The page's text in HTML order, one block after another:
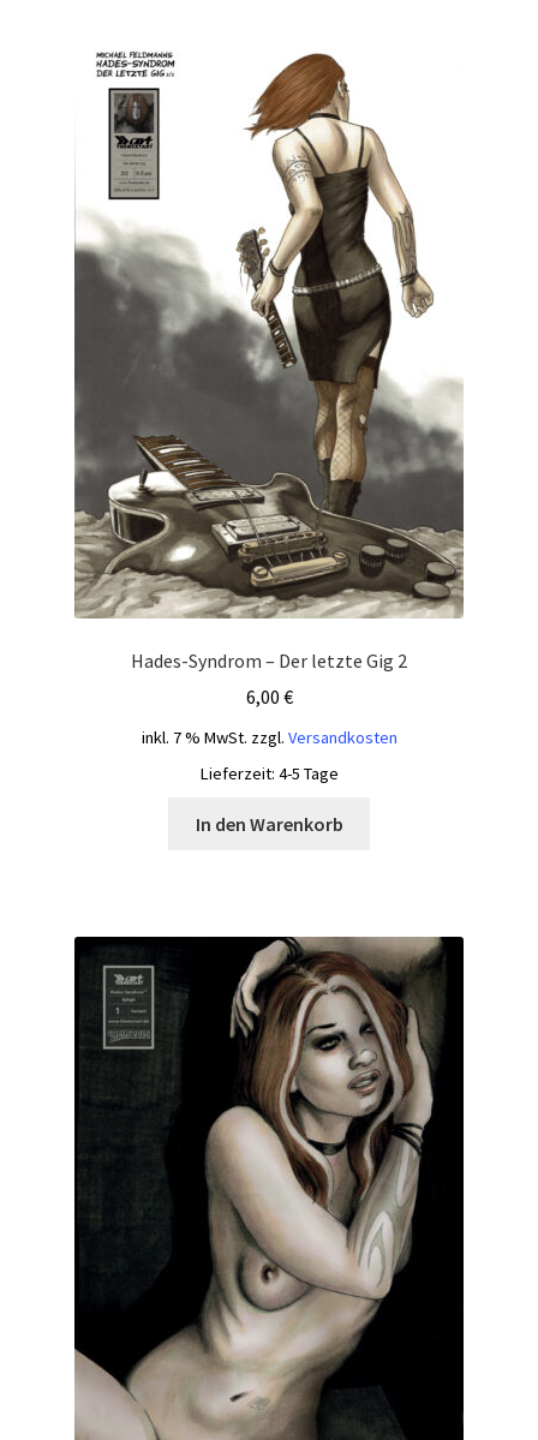
Hades-Syndrom – Der letzte Gig 2
6,00 €
inkl. 7 % MwSt. zzgl. Versandkosten
Lieferzeit: 4-5 Tage
In den Warenkorb